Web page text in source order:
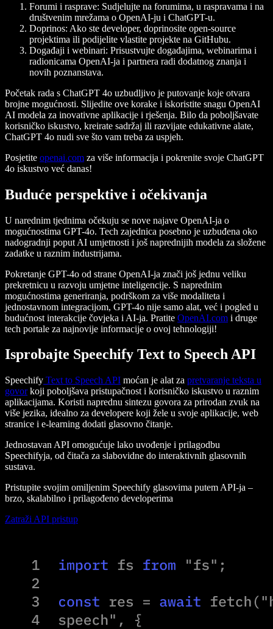
Forumi i rasprave: Sudjelujte na forumima, u raspravama i na
društvenim mrežama o OpenAI-ju i ChatGPT-u.
Doprinos: Ako ste developer, doprinosite open-source
projektima ili podijelite vlastite projekte na GitHubu.
Događaji i webinari: Prisustvujte događajima, webinarima i
radionicama OpenAI-ja i partnera radi dodatnog znanja i
novih poznanstava.
Početak rada s ChatGPT 4o uzbudljivo je putovanje koje otvara
brojne mogućnosti. Slijedite ove korake i iskoristite snagu OpenAI
AI modela za inovativne aplikacije i rješenja. Bilo da poboljšavate
korisničko iskustvo, kreirate sadržaj ili razvijate edukativne alate,
ChatGPT 4o nudi sve što vam treba za uspjeh.
Posjetite openai.com za više informacija i pokrenite svoje ChatGPT
4o iskustvo već danas!
Buduće perspektive i očekivanja
U narednim tjednima očekuju se nove najave OpenAI-ja o
mogućnostima GPT-4o. Tech zajednica posebno je uzbuđena oko
nadogradnji poput AI umjetnosti i još naprednijih modela za složene
zadatke u raznim industrijama.
Pokretanje GPT-4o od strane OpenAI-ja znači još jednu veliku
prekretnicu u razvoju umjetne inteligencije. S naprednim
mogućnostima generiranja, podrškom za više modaliteta i
jednostavnom integracijom, GPT-4o nije samo alat, već i pogled u
budućnost interakcije čovjeka i AI-ja. Pratite OpenAI.com i druge
tech portale za najnovije informacije o ovoj tehnologiji!
Isprobajte Speechify Text to Speech API
Speechify Text to Speech API moćan je alat za pretvaranje teksta u
govorkoji poboljšava pristupačnost i korisničko iskustvo u raznim
aplikacijama. Koristi naprednu sintezu govora za prirodan zvuk na
više jezika, idealno za developere koji žele u svoje aplikacije, web
stranice i e-learning dodati glasovno čitanje.
Jednostavan API omogućuje lako uvođenje i prilagodbu
Speechifyja, od čitača za slabovidne do interaktivnih glasovnih
sustava.
Pristupite svojim omiljenim Speechify glasovima putem API-ja –
brzo, skalabilno i prilagođeno developerima
Zatraži API pristup